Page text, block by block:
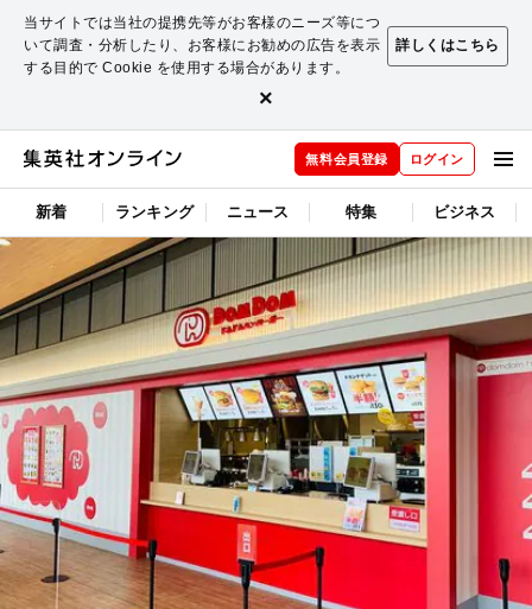
当サイトでは当社の提携先等がお客様のニーズ等につ
いて調査・分析したり、お客様にお勧めの広告を表示
する目的で Cookie を使用する場合があります。
詳しくはこちら
×
無料会員登録 ログイン
新着 ランキング ニュース 特集 ビジネス